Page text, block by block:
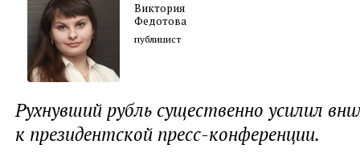
Виктория
Федотова
публицист
Рухнувший рубль существенно усилил
к президентской пресс-конференции.